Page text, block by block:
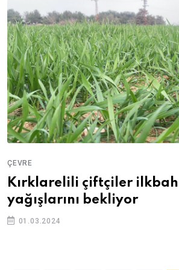
ÇEVRE
Kırklarelili çiftçiler
yağışlarını bekliyor
01.03.2024